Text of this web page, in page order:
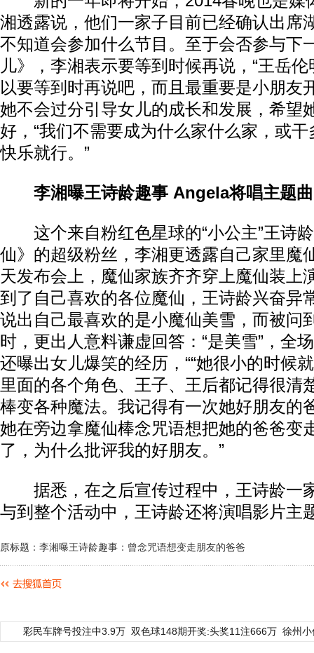
湘透露说，他们一家子目前已经确认出席
不知道会参加什么节目。至于会否参与下
儿》，李湘表示要等到时候再说，“王岳
以要等到时再说吧，而且最重要是小朋友
她不会过分引导女儿的成长和发展，希望
好，“我们不需要成为什么家什么家，或
快乐就行。”
李湘曝王诗龄趣事 Angela将唱主题曲
这个来自粉红色星球的“小公主”王诗
仙》的超级粉丝，李湘更透露自己家里魔
天发布会上，魔仙家族齐齐穿上魔仙装上
到了自己喜欢的各位魔仙，王诗龄兴奋异
说出自己最喜欢的是小魔仙美雪，而被问
时，更出人意料谦虚回答：“是美雪”，全
还曝出女儿爆笑的经历，““她很小的时候
里面的各个角色、王子、王后都记得很清
棒变各种魔法。我记得有一次她好朋友的
她在旁边拿魔仙棒念咒语想把她的爸爸变
了，为什么批评我的好朋友。”
据悉，在之后宣传过程中，王诗龄一
与到整个活动中，王诗龄还将演唱影片主
原标题：李湘曝王诗龄趣事：曾念咒语想变走朋友的爸爸
彩民车牌号投注中3.9万 双色球148期开奖:头奖11注666万 徐州